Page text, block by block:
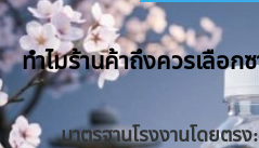
ทำไมร้านค้าถึงควรเลือกซ
มาตรฐานโรงงานโดยตร